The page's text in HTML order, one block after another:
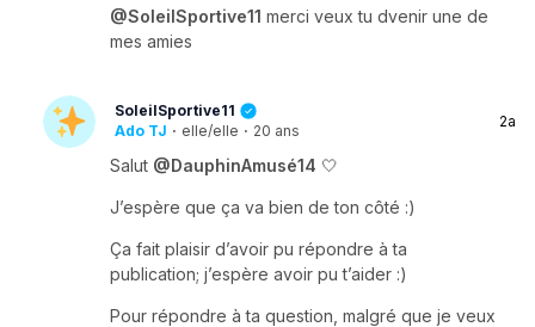
@SoleilSportive11 merci veux tu dvenir une de
mes amies
SoleilSportive11
Ado TJ · elle/elle · 20 ans
2a
Salut @DauphinAmusé14 🤍
J’espère que ça va bien de ton côté :)
Ça fait plaisir d’avoir pu répondre à ta
publication; j’espère avoir pu t’aider :)
Pour répondre à ta question, malgré que je veux